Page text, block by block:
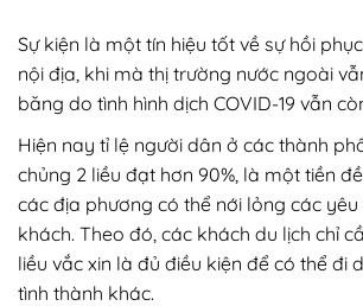
Sự kiện là một tín hiệu tốt về sự hồi
nội địa, khi mà thị trường nước ngoài
băng do tình hình dịch COVID-19 vẫn
Hiện nay tỉ lệ người dân ở các thành
chủng 2 liều đạt hơn 90%, là một tiền
các địa phương có thể nới lỏng các yêu
khách. Theo đó, các khách du lịch chỉ
liều vắc xin là đủ điều kiện để có thể đi
tình thành khác.